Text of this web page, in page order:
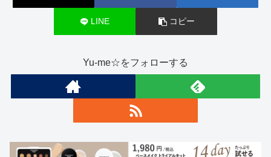
LINE コピー
Yu-me☆をフォローする